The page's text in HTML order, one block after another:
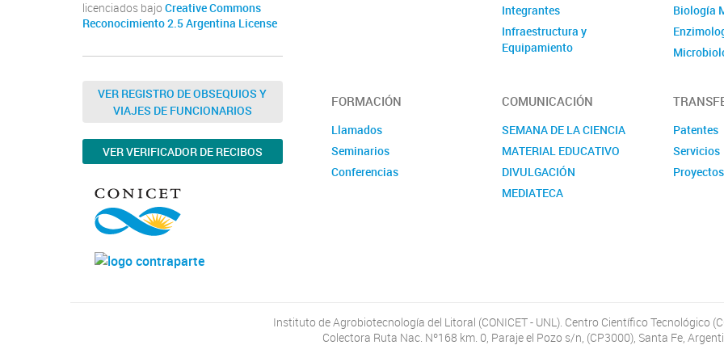
licenciados bajo Creative Commons
Reconocimiento 2.5 Argentina License
VER REGISTRO DE OBSEQUIOS Y
VIAJES DE FUNCIONARIOS
VER VERIFICADOR DE RECIBOS
Integrantes
Infraestructura y
Equipamiento
Biología
FORMACIÓN
Llamados
Seminarios
Conferencias
COMUNICACIÓN
SEMANA DE LA CIENCIA
MATERIAL EDUCATIVO
DIVULGACIÓN
MEDIATECA
Patentes
Servicios
Proyectos
Instituto de Agrobiotecnología del Litoral (CONICET - UNL). Centro Científico Tecnológico
Colectora Ruta Nac. Nº168 km. 0, Paraje el Pozo s/n, (CP3000), Santa Fe,